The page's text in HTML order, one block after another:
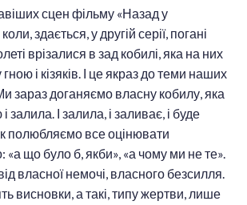
сцен фільму «Назад у
здається, у другій серії, погані
врізалися в зад кобилі, яка на них
і кізяків. І це якраз до теми наших
зараз доганяємо власну кобилу, яка
залила. І залила, і заливає, і буде
полюбляємо все оцінювати
«а що було б, якби», «а чому ми не те».
власної немочі, власного безсилля.
висновки, а такі, типу жертви, лише